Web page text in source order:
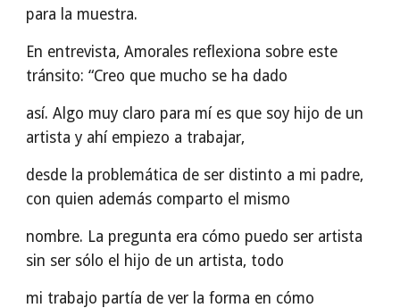
para la muestra.
En entrevista, Amorales reflexiona sobre este
tránsito: “Creo que mucho se ha dado
así. Algo muy claro para mí es que soy hijo de un
artista y ahí empiezo a trabajar,
desde la problemática de ser distinto a mi padre,
con quien además comparto el mismo
nombre. La pregunta era cómo puedo ser artista
sin ser sólo el hijo de un artista, todo
mi trabajo partía de ver la forma en cómo